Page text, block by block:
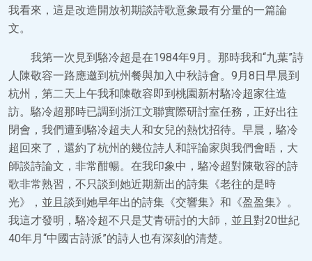
我看來，這是改造開放初期談詩歌意象最有分量的一篇論
文。
我第一次見到駱冷超是在1984年9月。那時我和“九葉”詩
人陳敬容一路應邀到杭州餐與加入中秋詩會。9月8日早晨到
杭州，第二天上午我和陳敬容即到桃園新村駱冷超家往造
訪。駱冷超那時已調到浙江文聯實際研討室任務，正好出往
閉會，我們遭到駱冷超夫人和女兒的熱忱招待。早晨，駱冷
超回來了，還約了杭州的幾位詩人和評論家與我們會晤，大
師談詩論文，非常酣暢。在我印象中，駱冷超對陳敬容的詩
歌非常熟習，不只談到她近期新出的詩集《老往的是時
光》，並且談到她早年出的詩集《交響集》和《盈盈集》。
我這才發明，駱冷超不只是艾青研討的大師，並且對20世紀
40年月“中國古詩派”的詩人也有深刻的清楚。